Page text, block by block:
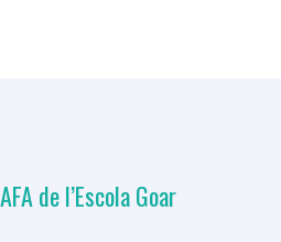
AFA de l’Escola Goar